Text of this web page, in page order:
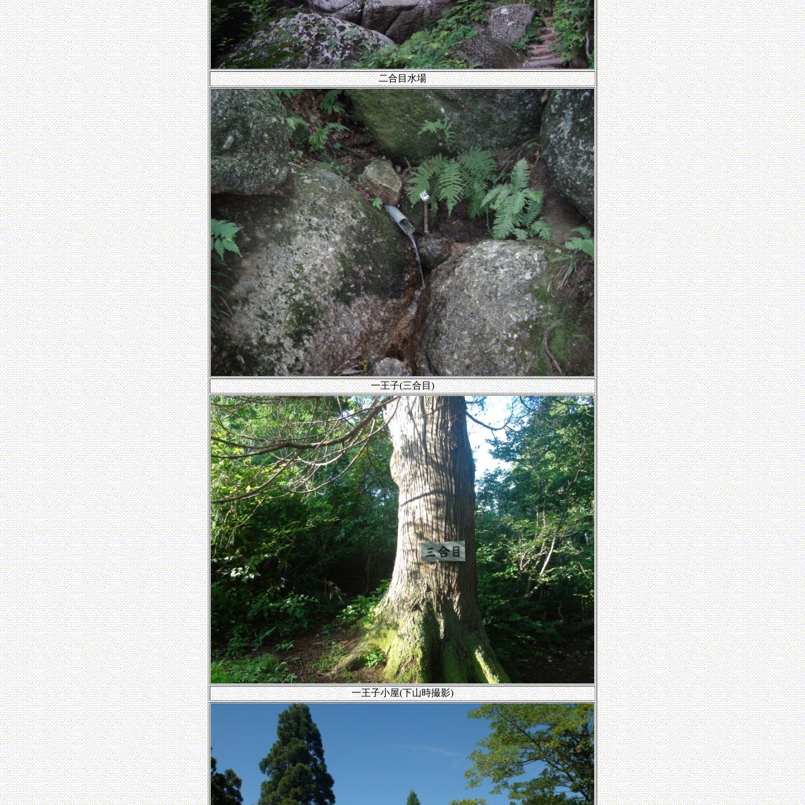
二合目水場
一王子(三合目)
一王子小屋(下山時撮影)